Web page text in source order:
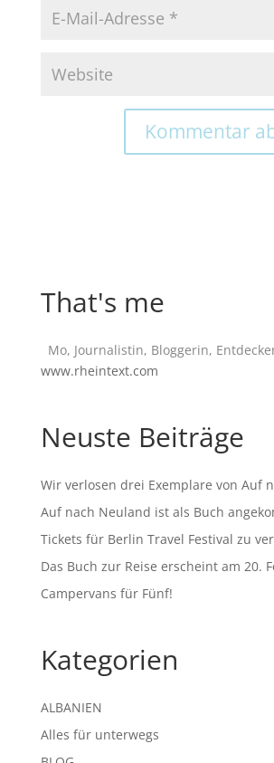
That's me
Mo, Journalistin, Bloggerin,
www.rheintext.com
Neuste Beiträge
Wir verlosen drei Exemplare von Auf
Auf nach Neuland ist als Buch
Tickets für Berlin Travel Festival zu
Das Buch zur Reise erscheint am 20.
Campervans für Fünf!
Kategorien
ALBANIEN
Alles für unterwegs